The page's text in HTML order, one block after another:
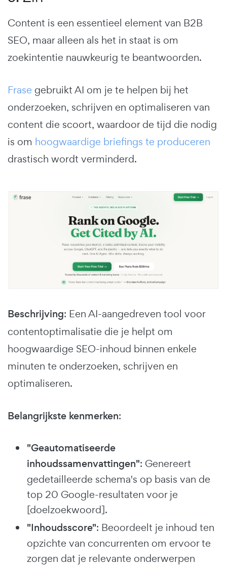
Content is een essentieel element van B2B
SEO, maar alleen als het in staat is om
zoekintentie nauwkeurig te beantwoorden.
Frase gebruikt AI om je te helpen bij het
onderzoeken, schrijven en optimaliseren van
content die scoort, waardoor de tijd die nodig
is om hoogwaardige briefings te produceren
drastisch wordt verminderd.
Beschrijving: Een AI-aangedreven tool voor
contentoptimalisatie die je helpt om
hoogwaardige SEO-inhoud binnen enkele
minuten te onderzoeken, schrijven en
optimaliseren.
Belangrijkste kenmerken:
"Geautomatiseerde
inhoudssamenvattingen": Genereert
gedetailleerde schema's op basis van de
top 20 Google-resultaten voor je
[doelzoekwoord].
"Inhoudsscore": Beoordeelt je inhoud ten
opzichte van concurrenten om ervoor te
zorgen dat je relevante onderwerpen